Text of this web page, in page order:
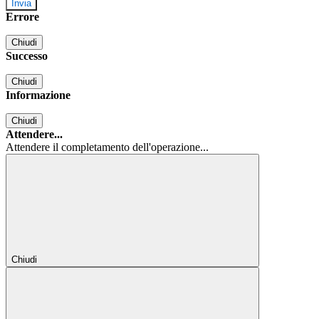
Errore
Chiudi
Successo
Chiudi
Informazione
Chiudi
Attendere...
Attendere il completamento dell'operazione...
Chiudi